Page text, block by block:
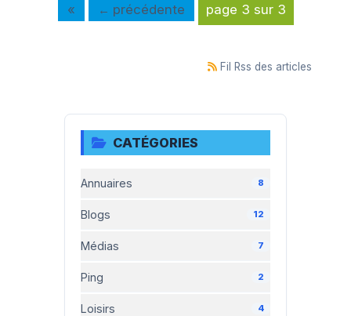
« précédente page 3 sur 3
Fil Rss des articles
CATÉGORIES
Annuaires 8
Blogs 12
Médias 7
Ping 2
Loisirs 4